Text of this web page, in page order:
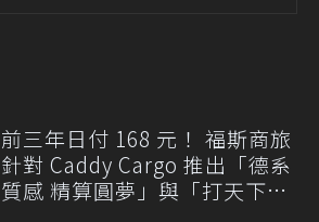
前三年日付 168 元！ 福斯商旅
針對 Caddy Cargo 推出「德系
質感 精算圓夢」與「打天下」